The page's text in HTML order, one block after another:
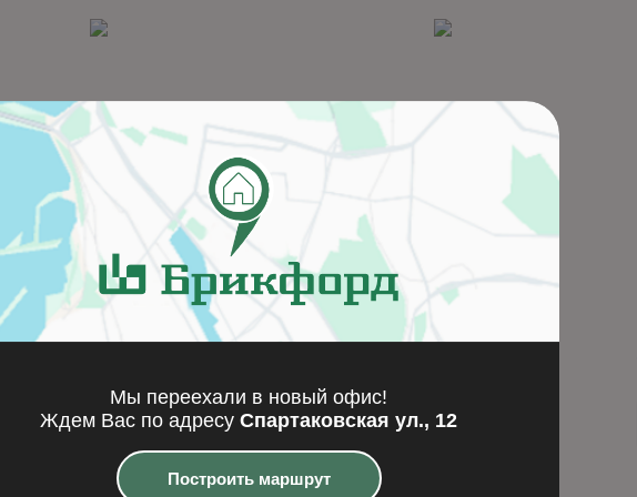
TBTHx28G
Подробнее
Мы переехали в новый офис!
Ждем Вас по адресу Спартаковская ул., 12
Построить маршрут